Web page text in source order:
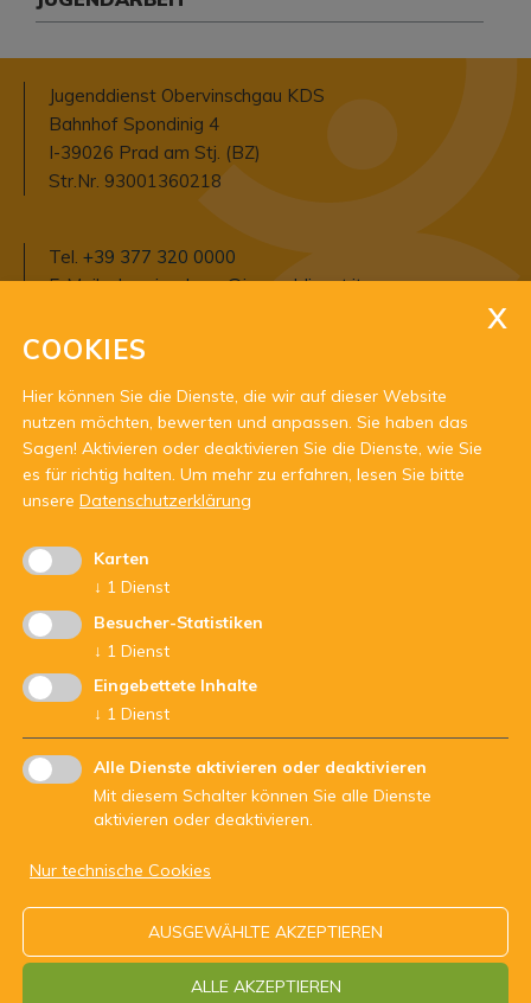
Jugenddienst Obervinschgau KDS
Bahnhof Spondinig 4
I-39026 Prad am Stj. (BZ)
Str.Nr. 93001360218
Tel. +39 377 320 0000
E-Mail:obervinschgau@jugenddienst.it
Öffnungszeiten:
nach Vereinbarung an den Tagen / zu den
Uhrzeiten:
Montag – Freitag: 09 - 20 Uhr
Mit Unterstützung von:
ARBEITSGEMEINSCHAFT DER JUGENDDIENSTE - Str.Nr.
94062200210
COOKIES
Hier können Sie die Dienste, die wir auf dieser Website
nutzen möchten, bewerten und anpassen. Sie haben das
Sagen! Aktivieren oder deaktivieren Sie die Dienste, wie Sie
es für richtig halten. Um mehr zu erfahren, lesen Sie bitte
unsere Datenschutzerklärung
Karten
↓ 1 Dienst
Besucher-Statistiken
↓ 1 Dienst
Eingebettete Inhalte
↓ 1 Dienst
Alle Dienste aktivieren oder deaktivieren
Mit diesem Schalter können Sie alle Dienste
aktivieren oder deaktivieren.
Nur technische Cookies
AUSGEWÄHLTE AKZEPTIEREN
ALLE AKZEPTIEREN